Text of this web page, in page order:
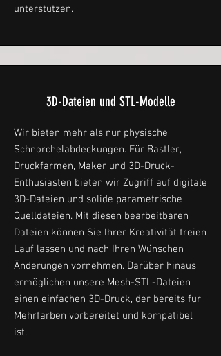
unterstützen.
3D-Dateien und STL-Modelle
Wir bieten mehr als nur physische
Schnorchelabdeckungen. Für Bastler,
Druckfarmen, Maker und 3D-Druck-
Enthusiasten bieten wir Zugriff auf digitale
3D-Dateien und solide parametrische
Quelldateien. Mit diesen bearbeitbaren
Dateien können Sie Ihrer Kreativität freien
Lauf lassen und nach Ihren Wünschen
Änderungen vornehmen. Darüber hinaus
ermöglichen unsere Mesh-STL-Dateien
einen einfachen 3D-Druck, der bereits für
Mehrfarben vorbereitet und kompatibel
ist.